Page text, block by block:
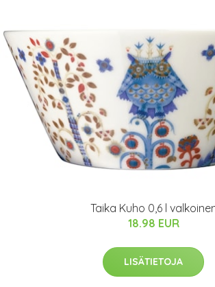
Taika Kuho 0,6 l
18.98 EUR
LISÄTIETOJA